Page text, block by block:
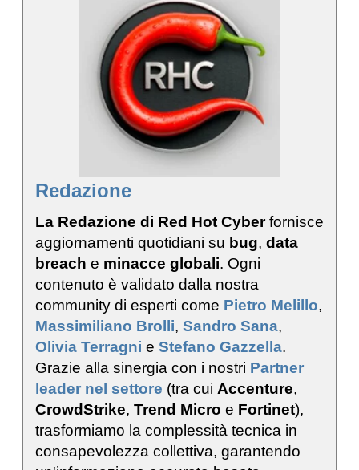
Redazione
La Redazione di Red Hot Cyberfornisce
aggiornamenti quotidiani su bug, data
breach e minacce globali. Ogni
contenuto è validato dalla nostra
community di esperti come Pietro Melillo,
Massimiliano Brolli, Sandro Sana,
Olivia Terragni e Stefano Gazzella.
Grazie alla sinergia con i nostri Partner
leader nel settore (tra cui Accenture,
CrowdStrike, Trend Micro e Fortinet),
trasformiamo la complessità tecnica in
consapevolezza collettiva, garantendo